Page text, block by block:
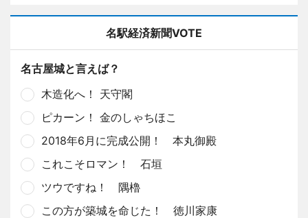
名駅経済新聞VOTE
名古屋城と言えば？
木造化へ！ 天守閣
ピカーン！ 金のしゃちほこ
2018年6月に完成公開！ 本丸御殿
これこそロマン！ 石垣
ツウですね！ 隅櫓
この方が築城を命じた！ 徳川家康